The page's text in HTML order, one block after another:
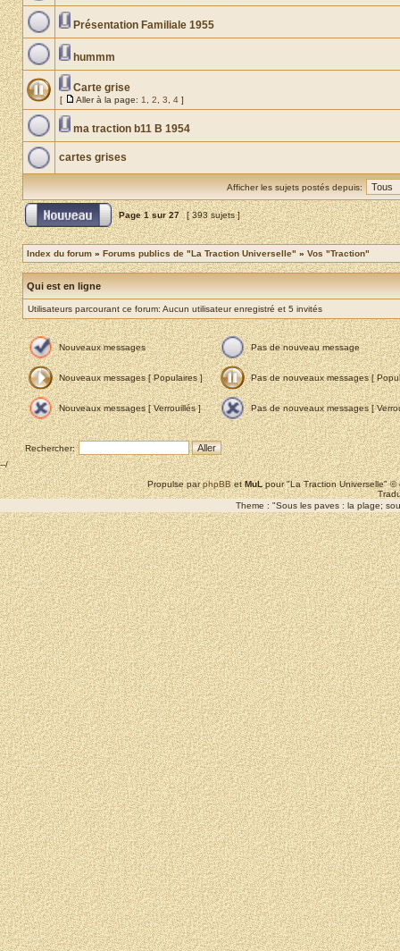
Présentation Familiale 1955
hummm
Carte grise
[ Aller à la page: 1 2 3 4 ]
ma traction b11 B 1954
cartes grises
Afficher les sujets postés depuis:
Page1sur27 [ 393 sujets ]
Index du forum » Forums publics de "La Traction Universelle" » Vos "Traction"
Qui est en ligne
Utilisateurs parcourant ce forum: Aucun utilisateur enregistré et 5 invités
Nouveaux messages Pas de nouveau message
Nouveaux messages [ Populaires ] Pas de nouveaux messages [
Nouveaux messages [ Verrouillés ] Pas de nouveaux messages [
Rechercher:
--/
Propulse parphpBBetMuLpour "La Traction Universelle"
Theme : "Sous les paves : la plage;